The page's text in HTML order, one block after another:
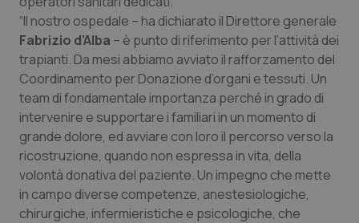
Liguria
Lombardia
Marche
Molise
Piemonte
Disturbi dell’umore
Dolore
Donna & Salute
Epatiti
HIV
“Il nostro ospedale – ha dichiarato il Direttore generale
Fabrizio d’Alba – è punto di riferimento per l’attività dei
trapianti. Da mesi abbiamo avviato il rafforzamento del
Coordinamento per Donazione d’organi e tessuti. Un
team di fondamentale importanza perché in grado di
intervenire e supportare i familiari in un momento di
grande dolore, ed avviare con loro il percorso verso la
ricostruzione, quando non espressa in vita, della
volontà donativa del paziente. Un impegno che mette
in campo diverse competenze, anestesiologiche,
chirurgiche, infermieristiche e psicologiche, che